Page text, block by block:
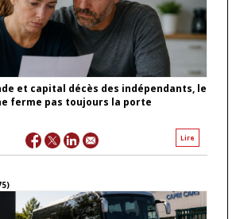
et capital décès des indépendants, le
ferme pas toujours la porte
Lire